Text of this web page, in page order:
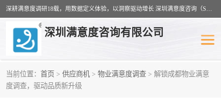
深耕满意度调研18载，用数据定义体验，以洞察驱动增长 深圳满意度咨询（SSC）：十八年专注，丈量每一份体验。
深圳满意度咨询有限公司
当前位置： 首页 > 供应商机 > 物业满意度调查 > 解锁成都物业满意
度调查，驱动品质新升级
物业满意度调查